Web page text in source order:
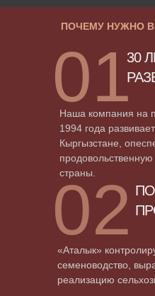
«Аталык»
семеноводство,
реализацию
02
30
Наша компания на
1994 года
Кыргызстане,
продовольственную
страны.
01
ПОЧЕМУ НУЖНО